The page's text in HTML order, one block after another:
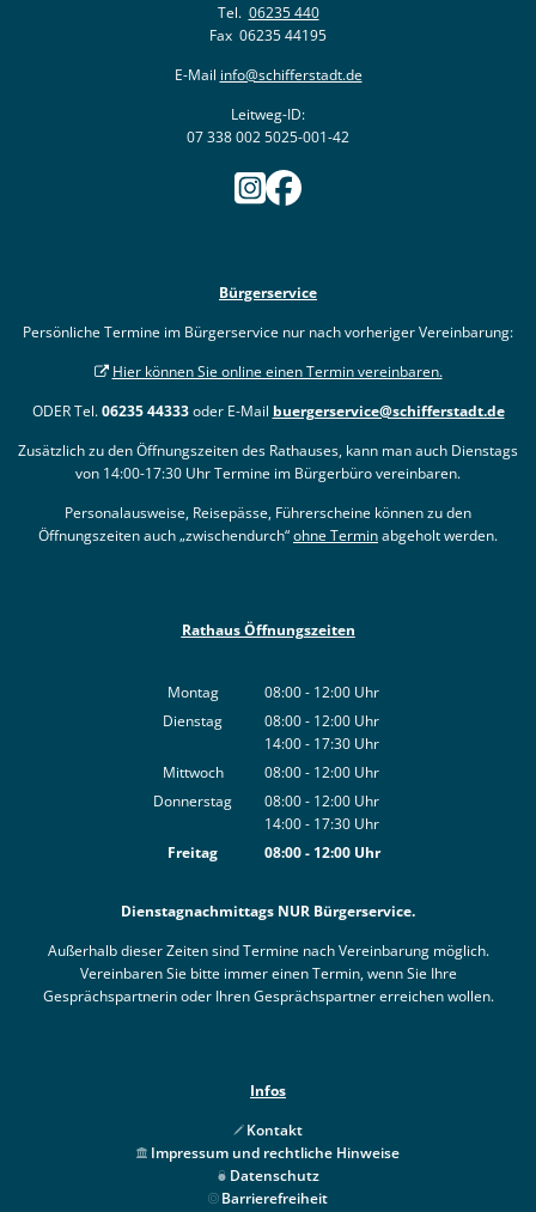
Tel. 06235 440
Fax 06235 44195
E-Mail info@schifferstadt.de
Leitweg-ID:
07 338 002 5025-001-42
Bürgerservice
Persönliche Termine im Bürgerservice nur nach vorheriger Vereinbarung:
Hier können Sie online einen Termin vereinbaren.
ODER Tel.06235 44333oder E-Mail buergerservice@schifferstadt.de
Zusätzlich zu den Öffnungszeiten des Rathauses, kann man auch Dienstags
von 14:00-17:30 Uhr Termine im Bürgerbüro vereinbaren.
Personalausweise, Reisepässe, Führerscheine können zu den
Öffnungszeiten auch „zwischendurch“ohne Terminabgeholt werden.
Rathaus Öffnungszeiten
Montag 08:00- 12:00 Uhr
Von 08:00 bis 12:00 Uhr
Dienstag 08:00- 12:00 Uhr
Von 08:00 bis 12:00 Uhr
14:00- 17:30 Uhr
Von 14:00 bis 17:30 Uhr
Mittwoch 08:00- 12:00 Uhr
Von 08:00 bis 12:00 Uhr
Donnerstag 08:00- 12:00 Uhr
Von 08:00 bis 12:00 Uhr
14:00- 17:30 Uhr
Von 14:00 bis 17:30 Uhr
Freitag 08:00- 12:00Uhr
Dienstagnachmittags NUR Bürgerservice.
Außerhalb dieser Zeiten sind Termine nach Vereinbarung möglich.
Vereinbaren Sie bitte immer einen Termin, wenn Sie Ihre
Gesprächspartnerin oder Ihren Gesprächspartner erreichen wollen.
Infos
Kontakt
Impressum und rechtliche Hinweise
Datenschutz
Barrierefreiheit